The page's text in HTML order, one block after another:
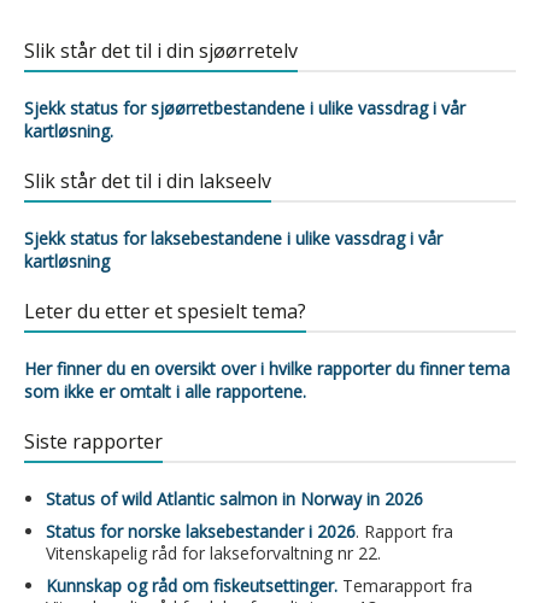
Slik står det til i din sjøørretelv
Sjekk status for sjøørretbestandene i ulike vassdrag i vår
kartløsning.
Slik står det til i din lakseelv
Sjekk status for laksebestandene i ulike vassdrag i vår
kartløsning
Leter du etter et spesielt tema?
Her finner du en oversikt over i hvilke rapporter du finner tema
som ikke er omtalt i alle rapportene.
Siste rapporter
Status of wild Atlantic salmon in Norway in 2026
Status for norske laksebestander i 2026. Rapport fra
Vitenskapelig råd for lakseforvaltning nr 22.
Kunnskap og råd om fiskeutsettinger. Temarapport fra